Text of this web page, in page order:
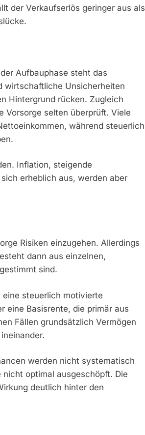
der Verkaufserlös geringer aus als
Aufbauphase steht das
wirtschaftliche Unsicherheiten
Hintergrund rücken. Zugleich
Vorsorge selten überprüft. Viele
während steuerlich
Inflation, steigende
erheblich aus, werden aber
Risiken einzugehen. Allerdings
dann aus einzelnen,
sind.
steuerlich motivierte
eine Basisrente, die primär aus
Fällen grundsätzlich Vermögen
werden nicht systematisch
optimal ausgeschöpft. Die
deutlich hinter den